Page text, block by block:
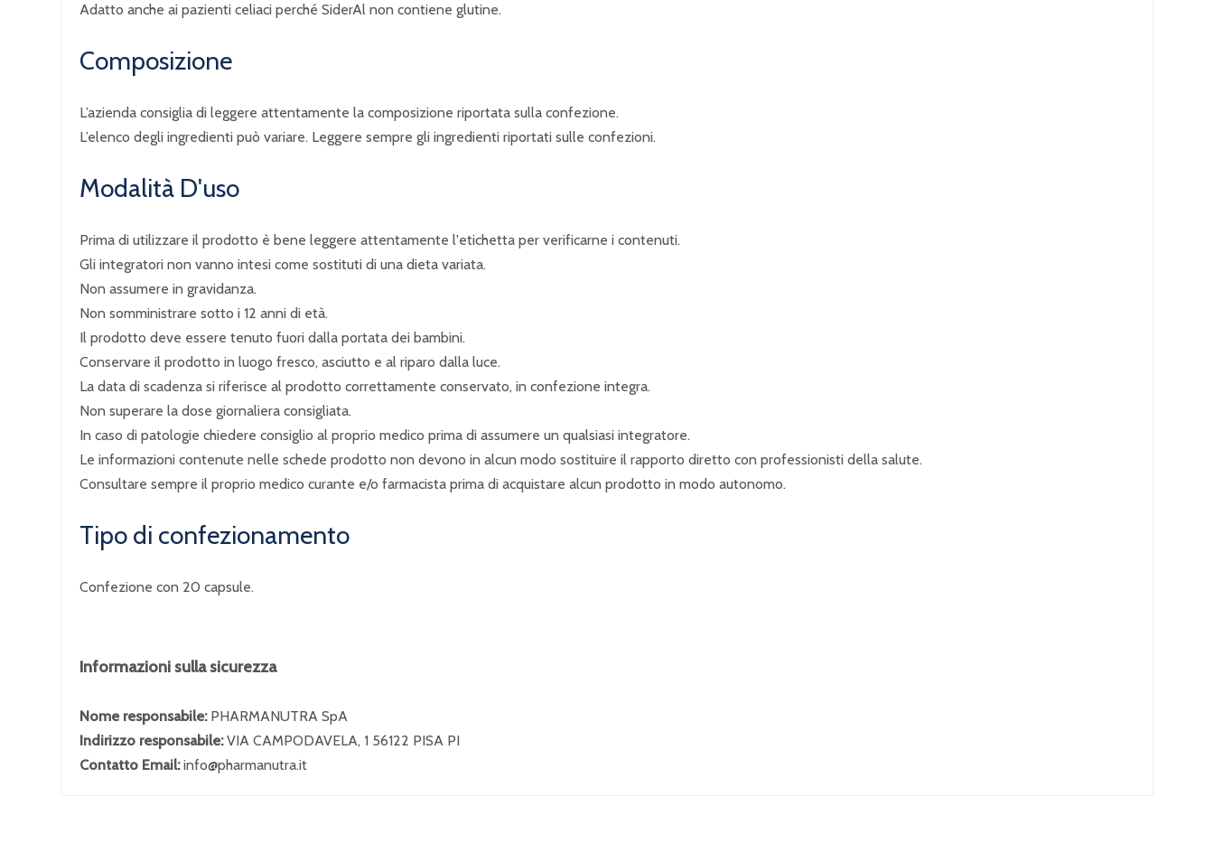
Adatto anche ai pazienti celiaci perché SiderAl non contiene glutine.
Composizione
L’azienda consiglia di leggere attentamente la composizione riportata sulla confezione.
L’elenco degli ingredienti può variare. Leggere sempre gli ingredienti riportati sulle confezioni.
Modalità D'uso
Prima di utilizzare il prodotto è bene leggere attentamente l'etichetta per verificarne i contenuti.
Gli integratori non vanno intesi come sostituti di una dieta variata.
Non assumere in gravidanza.
Non somministrare sotto i 12 anni di età.
Il prodotto deve essere tenuto fuori dalla portata dei bambini.
Conservare il prodotto in luogo fresco, asciutto e al riparo dalla luce.
La data di scadenza si riferisce al prodotto correttamente conservato, in confezione integra.
Non superare la dose giornaliera consigliata.
In caso di patologie chiedere consiglio al proprio medico prima di assumere un qualsiasi integratore.
Le informazioni contenute nelle schede prodotto non devono in alcun modo sostituire il rapporto diretto con professionisti della salute.
Consultare sempre il proprio medico curante e/o farmacista prima di acquistare alcun prodotto in modo autonomo.
Tipo di confezionamento
Confezione con 20 capsule.
Informazioni sulla sicurezza
Nome responsabile: PHARMANUTRA SpA
Indirizzo responsabile:VIA CAMPODAVELA, 1 56122 PISA PI
Contatto Email:info@pharmanutra.it